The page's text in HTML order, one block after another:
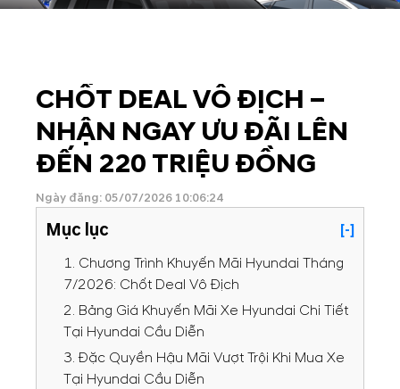
CHỐT DEAL VÔ ĐỊCH –
NHẬN NGAY ƯU ĐÃI LÊN
ĐẾN 220 TRIỆU ĐỒNG
Ngày đăng: 05/07/2026 10:06:24
Mục lục
[-]
1. Chương Trình Khuyến Mãi Hyundai Tháng
7/2026: Chốt Deal Vô Địch
2. Bảng Giá Khuyến Mãi Xe Hyundai Chi Tiết
Tại Hyundai Cầu Diễn
3. Đặc Quyền Hậu Mãi Vượt Trội Khi Mua Xe
Tại Hyundai Cầu Diễn